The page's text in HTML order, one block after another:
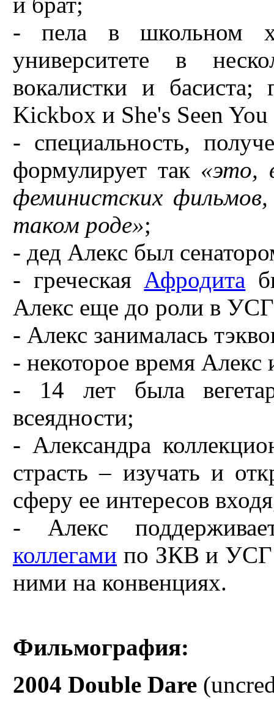
- пела в школьном
университете в
вокалистки и басиста;
Kickbox и She's Seen
- специальность,
формулирует так «это,
феминистских
таком роде»;
- дед Алекс был
- греческая Афродита
Алекс еще до роли в
- Алекс занималась
- некоторое время
- 14 лет была
всеядности;
- Александра
страсть – изучать и
сферу ее интересов
- Алекс
коллегами по ЗКВ и УСГ
ними на конвенциях.
Фильмография:
2004 Double Dare